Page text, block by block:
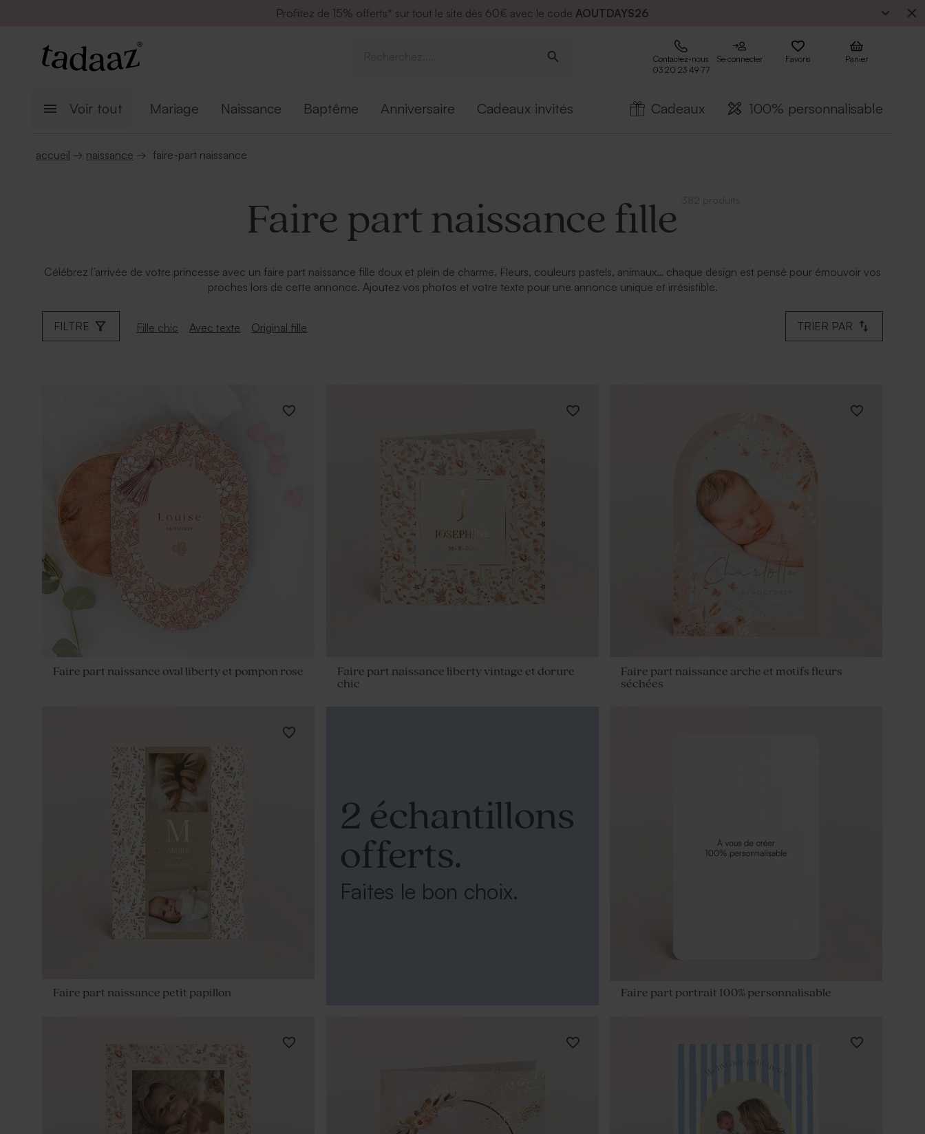
Profitez de 15% offerts* sur tout le site dès 60€ avec le code AOUTDAYS26
Contactez-nous
03 20 23 49 77
Se connecter Favoris Panier
Voir tout Mariage Naissance Baptême Anniversaire Cadeaux invités Cadeaux 100% personnalisable
accueil → naissance → faire-part naissance
Faire part naissance fille
Célébrez l’arrivée de votre princesse avec un faire part naissance fille doux et plein de charme. Fleurs, couleurs pastels, animaux… chaque design est pensé pour émouvoir vos
proches lors de cette annonce. Ajoutez vos photos et votre texte pour une annonce unique et irrésistible.
FILTRE Fille chic Avec texte Original fille TRIER PAR
2 échantillons
offerts.
Faites le bon choix.
Faire part portrait 100% personnalisable
Faire part naissance oval liberty et pompon rose
Faire part naissance liberty vintage et dorure
chic
Faire part naissance arche et motifs fleurs
séchées
Faire part naissance petit papillon